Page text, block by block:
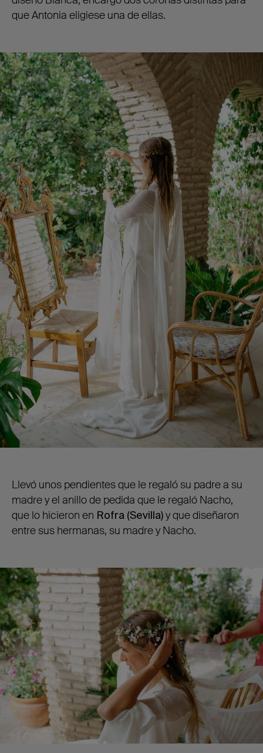
que Antonia eligiese una de ellas.
Llevó unos pendientes que le regaló su padre a su
madre y el anillo de pedida que le regaló Nacho,
que lo hicieron en Rofra (Sevilla)y que diseñaron
entre sus hermanas, su madre y Nacho.